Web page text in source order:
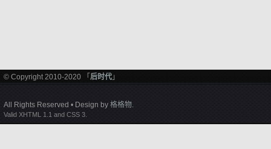
© Copyright 2010-2020 「 后时代 」
All Rights Reserved • Design by 格格物.
Valid XHTML 1.1 and CSS 3.